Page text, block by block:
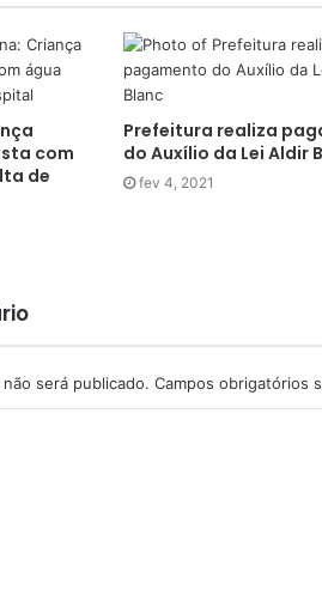
com
de
Prefeitura realiza
do Auxílio da Lei Aldir
fev 4, 2021
será publicado. Campos obrigatórios